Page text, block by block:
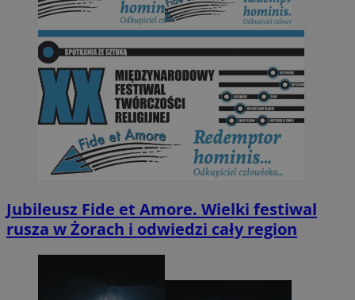
Jubileusz Fide et Amore. Wielki festiwal
rusza w Żorach i odwiedzi cały region